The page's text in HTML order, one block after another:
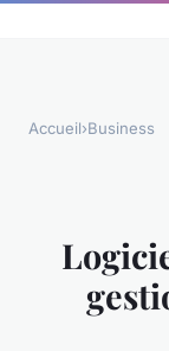
Accueil›Business